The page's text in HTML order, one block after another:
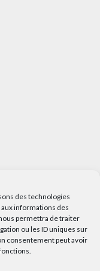
des technologies
informations des
permettra de traiter
ou les ID uniques sur
consentement peut avoir